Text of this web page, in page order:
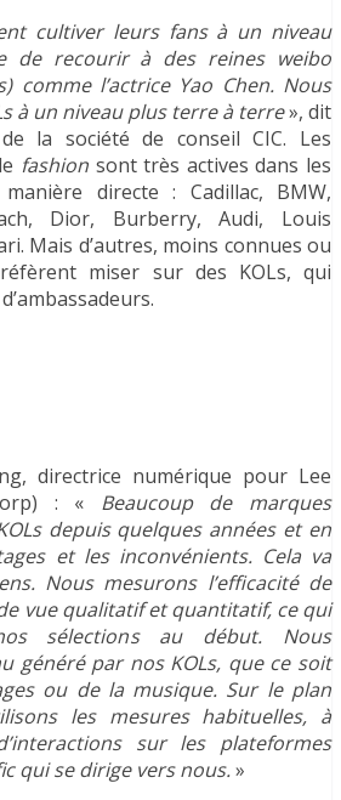
cultiver leurs fans à un niveau
de recourir à des reines weibo
comme l’actrice Yao Chen. Nous
à un niveau plus terre à terre», dit
la société de conseil CIC. Les
fashion sont très actives dans les
directe : Cadillac, BMW,
Dior, Burberry, Audi, Louis
Mais d’autres, moins connues ou
miser sur des KOLs, qui
directrice numérique pour Lee
: « Beaucoup de marques
depuis quelques années et en
et les inconvénients. Cela va
Nous mesurons l’efficacité de
vue qualitatif et quantitatif, ce qui
sélections au début. Nous
généré par nos KOLs, que ce soit
ou de la musique. Sur le plan
les mesures habituelles, à
sur les plateformes
qui se dirige vers nous.»